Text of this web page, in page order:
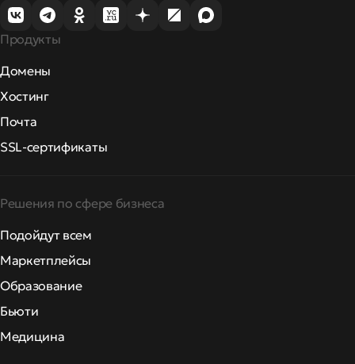
Продукты
Домены
Хостинг
Почта
SSL-сертификаты
Решения по сфере бизнеса
Подойдут всем
Маркетплейсы
Образование
Бьюти
Медицина